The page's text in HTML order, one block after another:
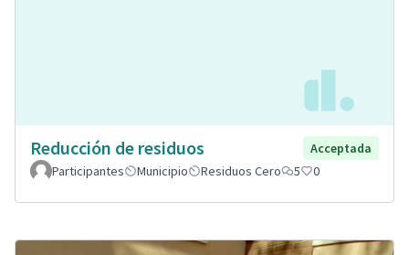
Reducción de residuos
Acceptada
Participantes
Municipio Residuos Cero 5 0